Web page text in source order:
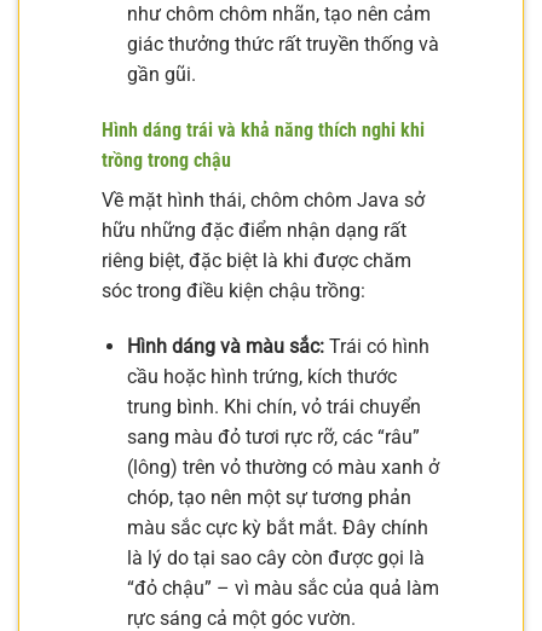
như chôm chôm nhãn, tạo nên cảm
giác thưởng thức rất truyền thống và
gần gũi.
Hình dáng trái và khả năng thích nghi khi
trồng trong chậu
Về mặt hình thái, chôm chôm Java sở
hữu những đặc điểm nhận dạng rất
riêng biệt, đặc biệt là khi được chăm
sóc trong điều kiện chậu trồng:
Hình dáng và màu sắc:Trái có hình
cầu hoặc hình trứng, kích thước
trung bình. Khi chín, vỏ trái chuyển
sang màu đỏ tươi rực rỡ, các “râu”
(lông) trên vỏ thường có màu xanh ở
chóp, tạo nên một sự tương phản
màu sắc cực kỳ bắt mắt. Đây chính
là lý do tại sao cây còn được gọi là
“đỏ chậu” – vì màu sắc của quả làm
rực sáng cả một góc vườn.